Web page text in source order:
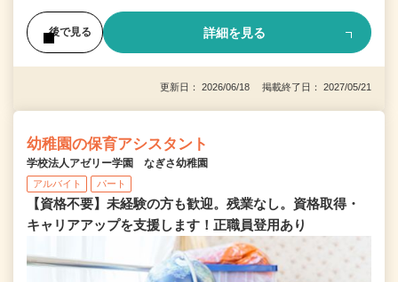
後で見る 詳細を見る
更新日： 2026/06/18 掲載終了日： 2027/05/21
幼稚園の保育アシスタント
学校法人アゼリー学園 なぎさ幼稚園
アルバイト パート
【資格不要】未経験の方も歓迎。残業なし。資格取得・
キャリアアップを支援します！正職員登用あり